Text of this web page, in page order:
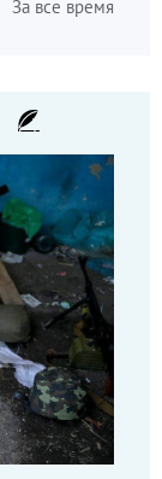
За все время